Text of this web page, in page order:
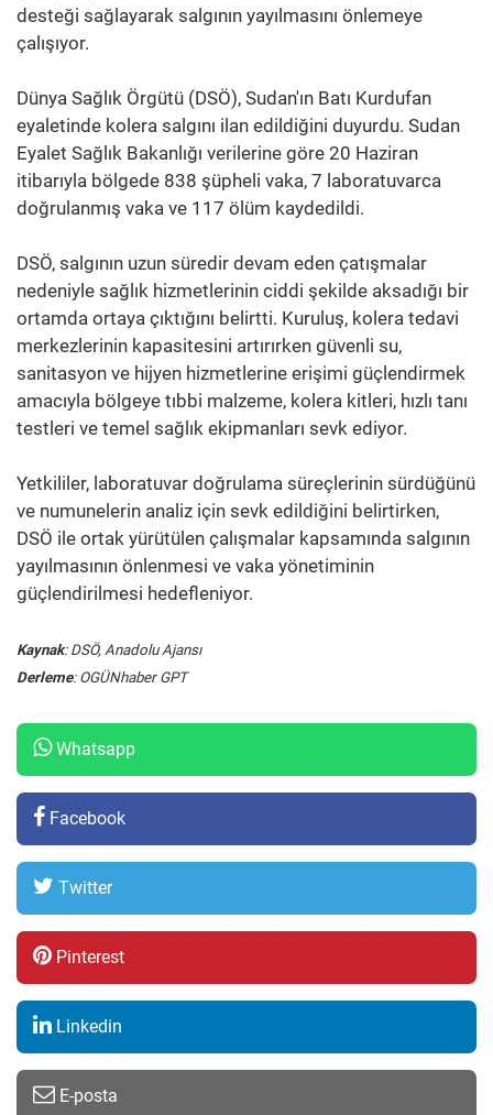
desteği sağlayarak salgının yayılmasını önlemeye
çalışıyor.
Dünya Sağlık Örgütü (DSÖ), Sudan'ın Batı Kurdufan
eyaletinde kolera salgını ilan edildiğini duyurdu. Sudan
Eyalet Sağlık Bakanlığı verilerine göre 20 Haziran
itibarıyla bölgede 838 şüpheli vaka, 7 laboratuvarca
doğrulanmış vaka ve 117 ölüm kaydedildi.
DSÖ, salgının uzun süredir devam eden çatışmalar
nedeniyle sağlık hizmetlerinin ciddi şekilde aksadığı bir
ortamda ortaya çıktığını belirtti. Kuruluş, kolera tedavi
merkezlerinin kapasitesini artırırken güvenli su,
sanitasyon ve hijyen hizmetlerine erişimi güçlendirmek
amacıyla bölgeye tıbbi malzeme, kolera kitleri, hızlı tanı
testleri ve temel sağlık ekipmanları sevk ediyor.
Yetkililer, laboratuvar doğrulama süreçlerinin sürdüğünü
ve numunelerin analiz için sevk edildiğini belirtirken,
DSÖ ile ortak yürütülen çalışmalar kapsamında salgının
yayılmasının önlenmesi ve vaka yönetiminin
güçlendirilmesi hedefleniyor.
Kaynak: DSÖ, Anadolu Ajansı
Derleme: OGÜNhaber GPT
Whatsapp
Facebook
Twitter
Pinterest
Linkedin
E-posta